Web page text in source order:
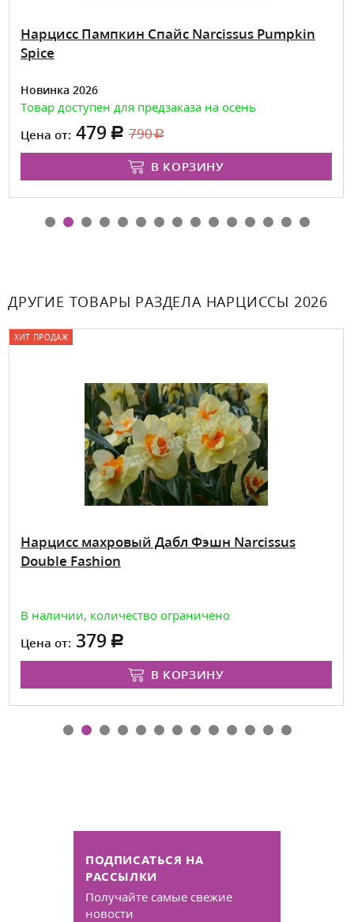
Нарцисс Пампкин Спайс Narcissus Pumpkin
Spice
Новинка 2026
Товар доступен для предзаказа на осень
Цена от: 479 790
В КОРЗИНУ
ДРУГИЕ ТОВАРЫ РАЗДЕЛА НАРЦИССЫ 2026
ХИТ ПРОДАЖ
Нарцисс махровый Дабл Фэшн Narcissus
Double Fashion
В наличии, количество ограничено
Цена от: 379
В КОРЗИНУ
ПОДПИСАТЬСЯ НА
РАССЫЛКИ
Получайте самые свежие
новости